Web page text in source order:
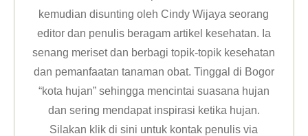
kemudian disunting oleh Cindy Wijaya seorang
editor dan penulis beragam artikel kesehatan. Ia
senang meriset dan berbagi topik-topik kesehatan
dan pemanfaatan tanaman obat. Tinggal di Bogor
“kota hujan” sehingga mencintai suasana hujan
dan sering mendapat inspirasi ketika hujan.
Silakan klikdi sini untuk kontak penulis via